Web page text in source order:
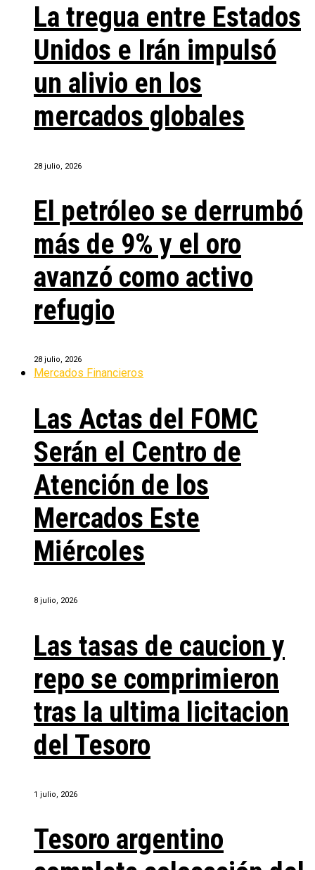
La tregua entre Estados
Unidos e Irán impulsó
un alivio en los
mercados globales
28 julio, 2026
El petróleo se derrumbó
más de 9% y el oro
avanzó como activo
refugio
28 julio, 2026
Mercados Financieros
Las Actas del FOMC
Serán el Centro de
Atención de los
Mercados Este
Miércoles
8 julio, 2026
Las tasas de caucion y
repo se comprimieron
tras la ultima licitacion
del Tesoro
1 julio, 2026
Tesoro argentino